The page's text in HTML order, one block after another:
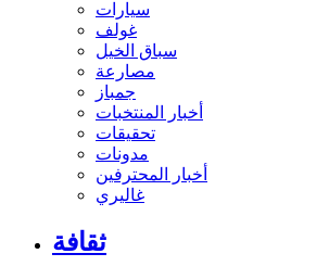
سيارات
غولف
سباق الخيل
مصارعة
جمباز
أخبار المنتخبات
تحقيقات
مدونات
أخبار المحترفين
غاليري
ثقافة